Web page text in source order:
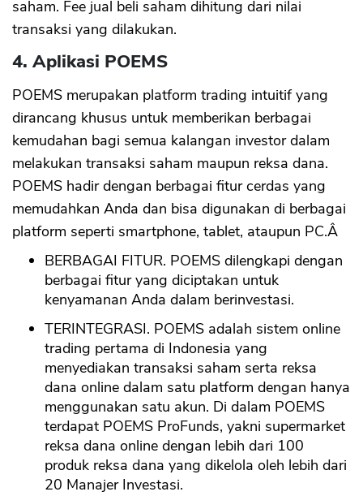
saham. Fee jual beli saham dihitung dari nilai
transaksi yang dilakukan.
4. Aplikasi POEMS
POEMS merupakan platform trading intuitif yang
dirancang khusus untuk memberikan berbagai
kemudahan bagi semua kalangan investor dalam
melakukan transaksi saham maupun reksa dana.
POEMS hadir dengan berbagai fitur cerdas yang
memudahkan Anda dan bisa digunakan di berbagai
platform seperti smartphone, tablet, ataupun PC.Â
BERBAGAI FITUR. POEMS dilengkapi dengan
berbagai fitur yang diciptakan untuk
kenyamanan Anda dalam berinvestasi.
TERINTEGRASI. POEMS adalah sistem online
trading pertama di Indonesia yang
menyediakan transaksi saham serta reksa
dana online dalam satu platform dengan hanya
menggunakan satu akun. Di dalam POEMS
terdapat POEMS ProFunds, yakni supermarket
reksa dana online dengan lebih dari 100
produk reksa dana yang dikelola oleh lebih dari
20 Manajer Investasi.